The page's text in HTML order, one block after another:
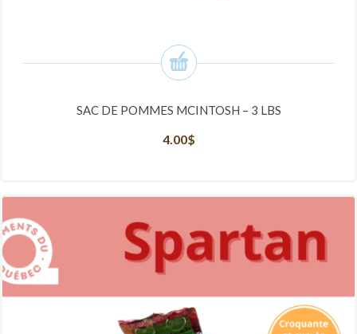
SAC DE POMMES MCINTOSH – 3 LBS
4.00$